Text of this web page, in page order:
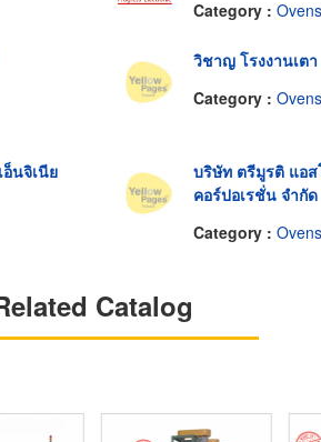
Category :
วิชาญ โรงงานเตา
Category :
นจิเนีย
บริษัท ตรีมูรติ แอ
คอร์ปอเรชั่น จำกัด
Category :
Catalog